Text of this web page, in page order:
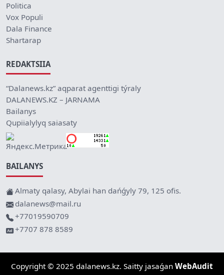
Politica
Vox Populi
Dala Finance
Shartarap
REDAKTSIIA
“Dalanews.kz” aqparat agenttigi týraly
DALANEWS.KZ – JARNAMA
Bailanys
Qupiialylyq saiasaty
BAILANYS
Almaty qalasy, Abylai han dańǵyly 79, 125 ofis.
dalanews@mail.ru
+77019590709
+7707 878 8589
Copyright © 2025 dalanews.kz. Saitty jasaǵan WebAudit